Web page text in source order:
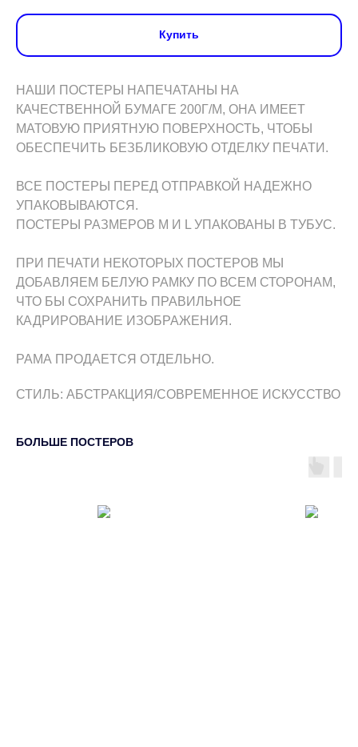
Купить
НАШИ ПОСТЕРЫ НАПЕЧАТАНЫ НА
КАЧЕСТВЕННОЙ БУМАГЕ 200Г/М, ОНА ИМЕЕТ
МАТОВУЮ ПРИЯТНУЮ ПОВЕРХНОСТЬ, ЧТОБЫ
ОБЕСПЕЧИТЬ БЕЗБЛИКОВУЮ ОТДЕЛКУ ПЕЧАТИ.
ВСЕ ПОСТЕРЫ ПЕРЕД ОТПРАВКОЙ НАДЕЖНО
УПАКОВЫВАЮТСЯ.
ПОСТЕРЫ РАЗМЕРОВ M И L УПАКОВАНЫ В ТУБУС.
ПРИ ПЕЧАТИ НЕКОТОРЫХ ПОСТЕРОВ МЫ
ДОБАВЛЯЕМ БЕЛУЮ РАМКУ ПО ВСЕМ СТОРОНАМ,
ЧТО БЫ СОХРАНИТЬ ПРАВИЛЬНОЕ
КАДРИРОВАНИЕ ИЗОБРАЖЕНИЯ.
РАМА ПРОДАЕТСЯ ОТДЕЛЬНО.
СТИЛЬ: АБСТРАКЦИЯ/СОВРЕМЕННОЕ ИСКУССТВО
БОЛЬШЕ ПОСТЕРОВ